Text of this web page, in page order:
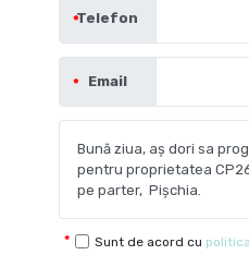
Telefon
Email
Sunt de acord cu